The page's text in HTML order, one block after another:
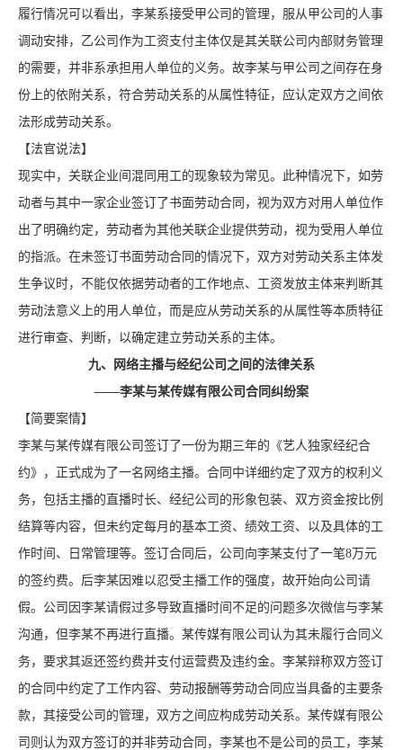
履行情况可以看出，李某系接受甲公司的管理，服从甲公司的人事
调动安排，乙公司作为工资支付主体仅是其关联公司内部财务管理
的需要，并非系承担用人单位的义务。故李某与甲公司之间存在身
份上的依附关系，符合劳动关系的从属性特征，应认定双方之间依
法形成劳动关系。
【法官说法】
现实中，关联企业间混同用工的现象较为常见。此种情况下，如劳
动者与其中一家企业签订了书面劳动合同，视为双方对用人单位作
出了明确约定，劳动者为其他关联企业提供劳动，视为受用人单位
的指派。在未签订书面劳动合同的情况下，双方对劳动关系主体发
生争议时，不能仅依据劳动者的工作地点、工资发放主体来判断其
劳动法意义上的用人单位，而是应从劳动关系的从属性等本质特征
进行审查、判断，以确定建立劳动关系的主体。
九、网络主播与经纪公司之间的法律关系
——李某与某传媒有限公司合同纠纷案
【简要案情】
李某与某传媒有限公司签订了一份为期三年的《艺人独家经纪合
约》，正式成为了一名网络主播。合同中详细约定了双方的权利义
务，包括主播的直播时长、经纪公司的形象包装、双方资金按比例
结算等内容，但未约定每月的基本工资、绩效工资、以及具体的工
作时间、日常管理等。签订合同后，公司向李某支付了一笔8万元
的签约费。后李某因难以忍受主播工作的强度，故开始向公司请
假。公司因李某请假过多导致直播时间不足的问题多次微信与李某
沟通，但李某不再进行直播。某传媒有限公司认为其未履行合同义
务，要求其返还签约费并支付运营费及违约金。李某辩称双方签订
的合同中约定了工作内容、劳动报酬等劳动合同应当具备的主要条
款，其接受公司的管理，双方之间应构成劳动关系。某传媒有限公
司则认为双方签订的并非劳动合同，李某也不是公司的员工，李某